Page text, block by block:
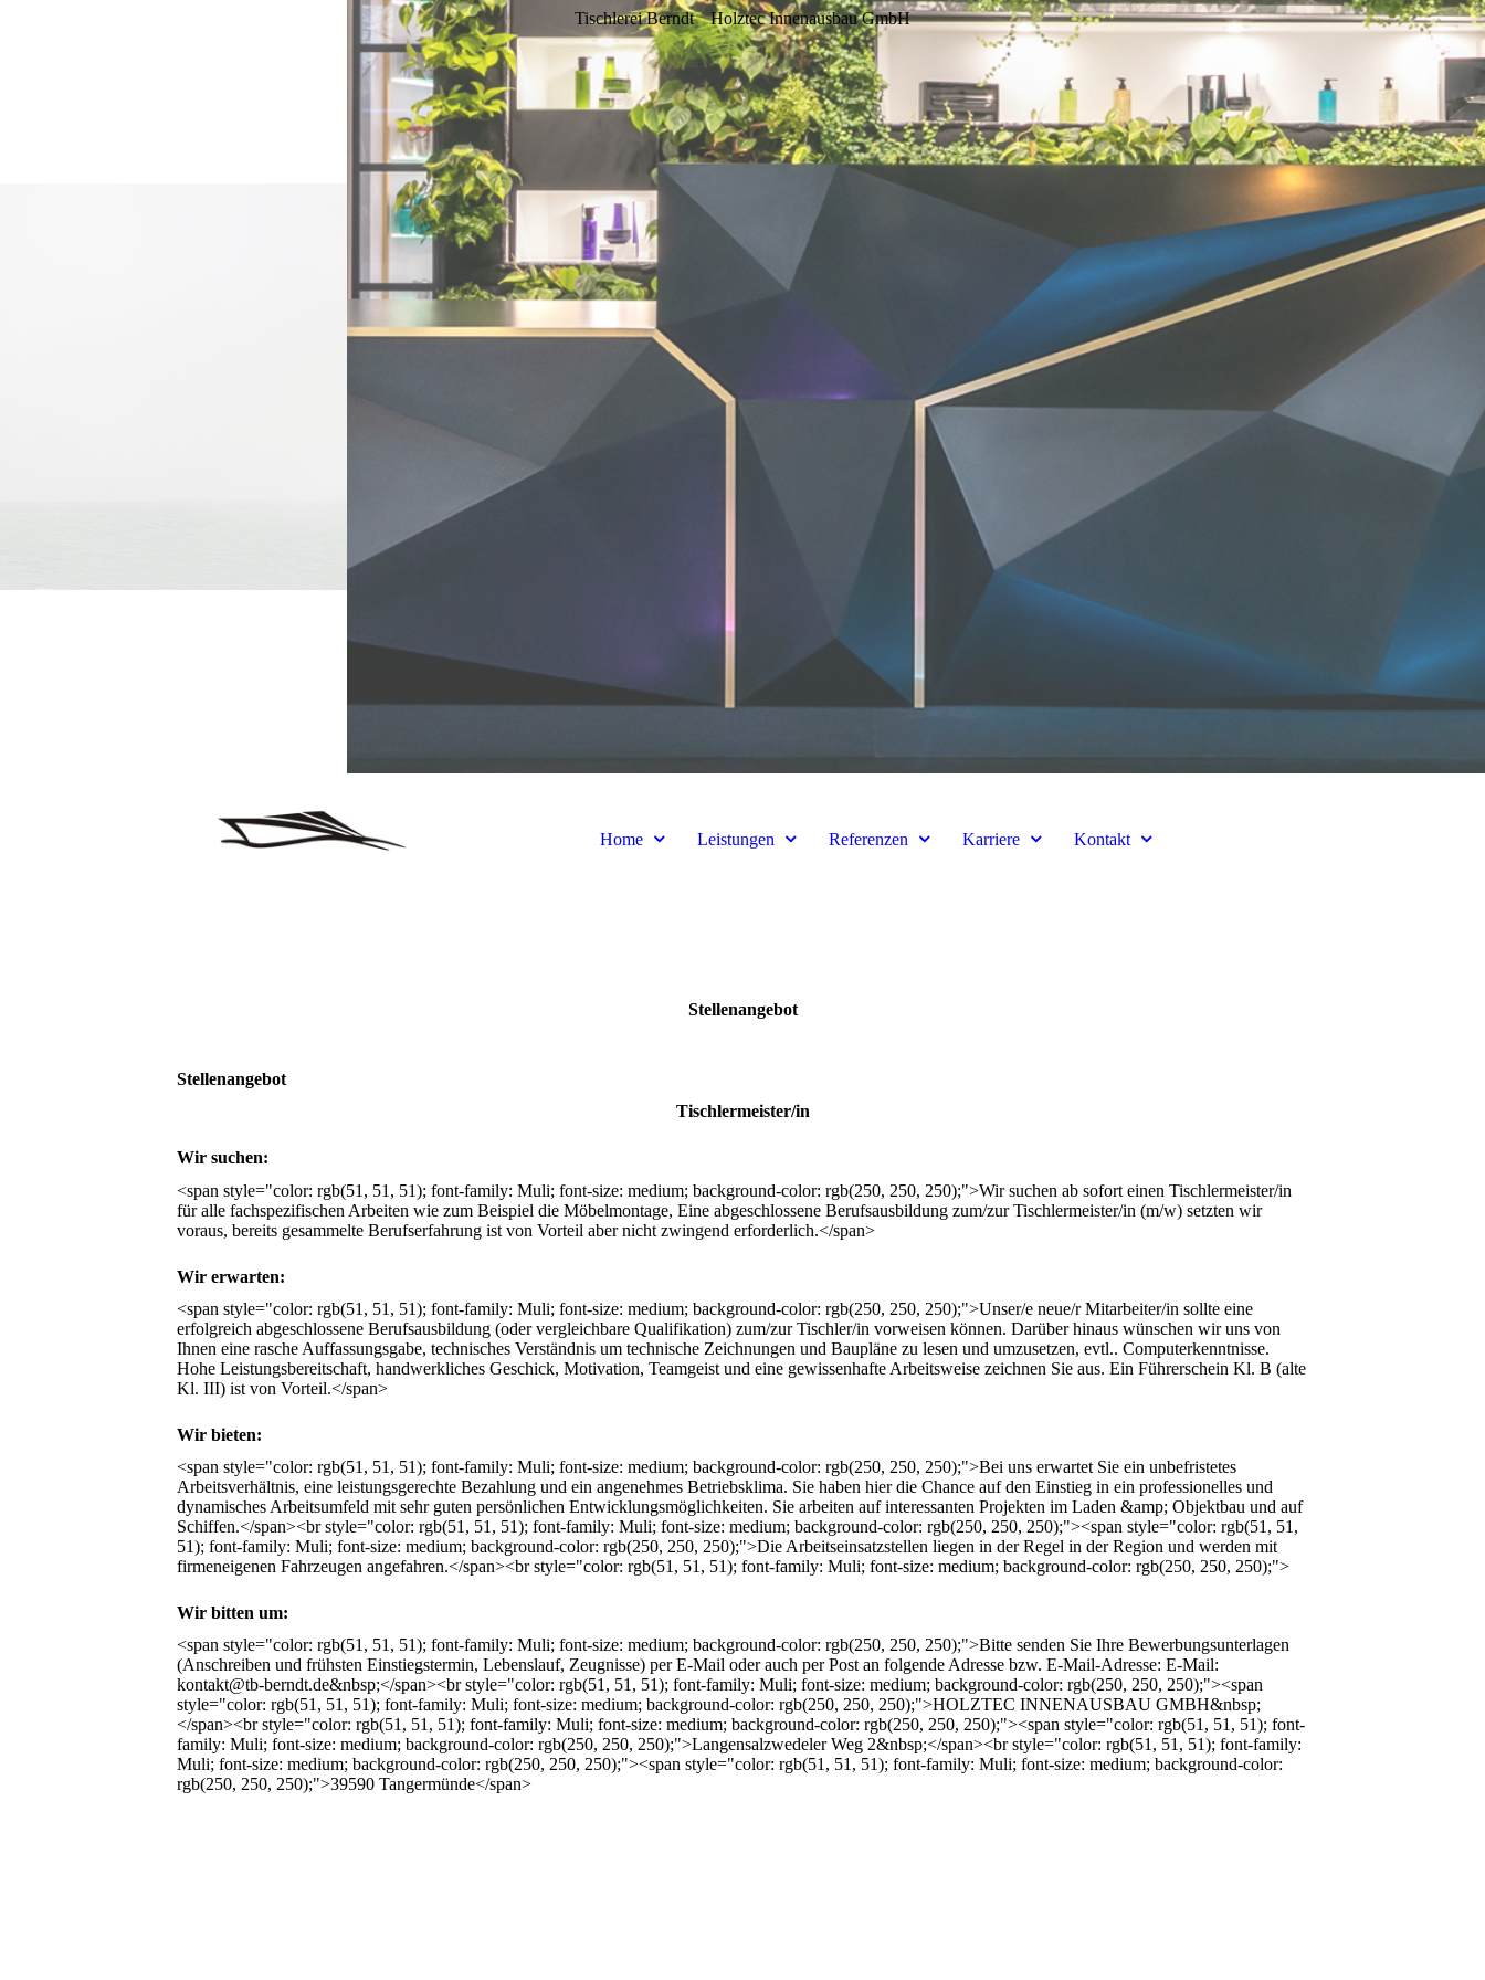
Tischlerei Berndt Holztec Innenausbau GmbH
Home Leistungen Referenzen Karriere Kontakt
Stellenangebot
Stellenangebot
Tischlermeister/in
Wir suchen:
<span style="color: rgb(51, 51, 51); font-family: Muli; font-size: medium; background-color: rgb(250, 250, 250);">Wir suchen ab sofort einen Tischlermeister/in
für alle fachspezifischen Arbeiten wie zum Beispiel die Möbelmontage, Eine abgeschlossene Berufsausbildung zum/zur Tischlermeister/in (m/w) setzten wir
voraus, bereits gesammelte Berufserfahrung ist von Vorteil aber nicht zwingend erforderlich.</span>
Wir erwarten:
<span style="color: rgb(51, 51, 51); font-family: Muli; font-size: medium; background-color: rgb(250, 250, 250);">Unser/e neue/r Mitarbeiter/in sollte eine
erfolgreich abgeschlossene Berufsausbildung (oder vergleichbare Qualifikation) zum/zur Tischler/in vorweisen können. Darüber hinaus wünschen wir uns von
Ihnen eine rasche Auffassungsgabe, technisches Verständnis um technische Zeichnungen und Baupläne zu lesen und umzusetzen, evtl.. Computerkenntnisse.
Hohe Leistungsbereitschaft, handwerkliches Geschick, Motivation, Teamgeist und eine gewissenhafte Arbeitsweise zeichnen Sie aus. Ein Führerschein Kl. B (alte
Kl. III) ist von Vorteil.</span>
Wir bieten:
<span style="color: rgb(51, 51, 51); font-family: Muli; font-size: medium; background-color: rgb(250, 250, 250);">Bei uns erwartet Sie ein unbefristetes
Arbeitsverhältnis, eine leistungsgerechte Bezahlung und ein angenehmes Betriebsklima. Sie haben hier die Chance auf den Einstieg in ein professionelles und
dynamisches Arbeitsumfeld mit sehr guten persönlichen Entwicklungsmöglichkeiten. Sie arbeiten auf interessanten Projekten im Laden &amp; Objektbau und auf
Schiffen.</span><br style="color: rgb(51, 51, 51); font-family: Muli; font-size: medium; background-color: rgb(250, 250, 250);"><span style="color: rgb(51, 51,
51); font-family: Muli; font-size: medium; background-color: rgb(250, 250, 250);">Die Arbeitseinsatzstellen liegen in der Regel in der Region und werden mit
firmeneigenen Fahrzeugen angefahren.</span><br style="color: rgb(51, 51, 51); font-family: Muli; font-size: medium; background-color: rgb(250, 250, 250);">
Wir bitten um:
<span style="color: rgb(51, 51, 51); font-family: Muli; font-size: medium; background-color: rgb(250, 250, 250);">Bitte senden Sie Ihre Bewerbungsunterlagen
(Anschreiben und frühsten Einstiegstermin, Lebenslauf, Zeugnisse) per E-Mail oder auch per Post an folgende Adresse bzw. E-Mail-Adresse: E-Mail:
kontakt@tb-berndt.de&nbsp;</span><br style="color: rgb(51, 51, 51); font-family: Muli; font-size: medium; background-color: rgb(250, 250, 250);"><span
style="color: rgb(51, 51, 51); font-family: Muli; font-size: medium; background-color: rgb(250, 250, 250);">HOLZTEC INNENAUSBAU GMBH&nbsp;
</span><br style="color: rgb(51, 51, 51); font-family: Muli; font-size: medium; background-color: rgb(250, 250, 250);"><span style="color: rgb(51, 51, 51); font-
family: Muli; font-size: medium; background-color: rgb(250, 250, 250);">Langensalzwedeler Weg 2&nbsp;</span><br style="color: rgb(51, 51, 51); font-family:
Muli; font-size: medium; background-color: rgb(250, 250, 250);"><span style="color: rgb(51, 51, 51); font-family: Muli; font-size: medium; background-color:
rgb(250, 250, 250);">39590 Tangermünde</span>